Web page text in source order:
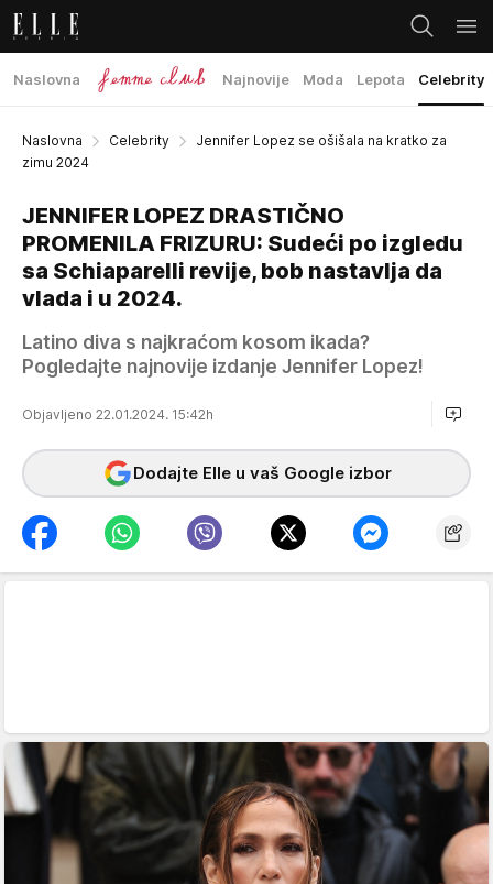
Naslovna Najnovije Moda Lepota Celebrity
Naslovna Celebrity
Jennifer Lopez se ošišala na kratko za
zimu 2024
JENNIFER LOPEZ DRASTIČNO
PROMENILA FRIZURU: Sudeći po izgledu
sa Schiaparelli revije, bob nastavlja da
vlada i u 2024.
Latino diva s najkraćom kosom ikada?
Pogledajte najnovije izdanje Jennifer Lopez!
Objavljeno 22.01.2024. 15:42h
Dodajte Elle u vaš Google izbor